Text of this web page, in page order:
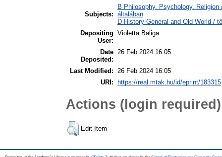
Subjects:
B Philosophy. Psychology.
általában
D History General and Old World /
Depositing
User:
Violetta Baliga
Date
Deposited:
26 Feb 2024 16:05
Last Modified: 26 Feb 2024 16:05
URI:
https://real.mtak.hu/id/eprint/183315
Actions (login required)
Edit Item